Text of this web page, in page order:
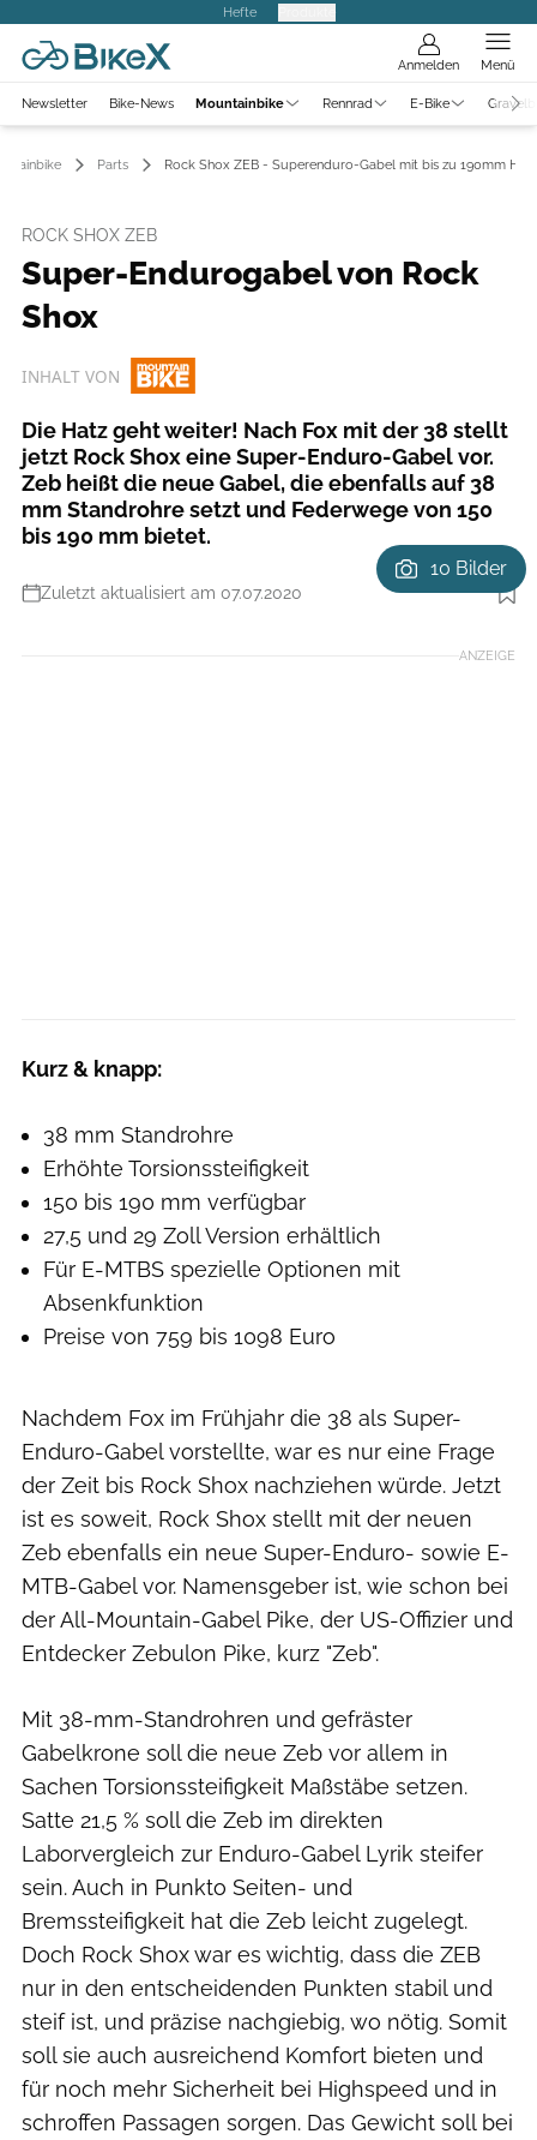
Hefte
Anmelden Menü
Newsletter Bike-News Mountainbike Rennrad E-Bike
Parts Rock Shox ZEB - Superenduro-Gabel mit bis zu 190mm
ROCK SHOX ZEB
Super-Endurogabel von Rock
Shox
INHALT VON
Die Hatz geht weiter! Nach Fox mit der 38 stellt
jetzt Rock Shox eine Super-Enduro-Gabel vor.
Zeb heißt die neue Gabel, die ebenfalls auf 38
mm Standrohre setzt und Federwege von 150
bis 190 mm bietet.
Zuletzt aktualisiert am 07.07.2020
Foto: Chris Pauls
10 Bilder
ANZEIGE
Kurz & knapp:
38 mm Standrohre
Erhöhte Torsionssteifigkeit
150 bis 190 mm verfügbar
27,5 und 29 Zoll Version erhältlich
Für E-MTBS spezielle Optionen mit
Absenkfunktion
Preise von 759 bis 1098 Euro
Nachdem Fox im Frühjahr die 38 als Super-
Enduro-Gabel vorstellte, war es nur eine Frage
der Zeit bis Rock Shox nachziehen würde. Jetzt
ist es soweit, Rock Shox stellt mit der neuen
Zeb ebenfalls ein neue Super-Enduro- sowie E-
MTB-Gabel vor. Namensgeber ist, wie schon bei
der All-Mountain-Gabel Pike, der US-Offizier und
Entdecker Zebulon Pike, kurz "Zeb".
Mit 38-mm-Standrohren und gefräster
Gabelkrone soll die neue Zeb vor allem in
Sachen Torsionssteifigkeit Maßstäbe setzen.
Satte 21,5 % soll die Zeb im direkten
Laborvergleich zur Enduro-Gabel Lyrik steifer
sein. Auch in Punkto Seiten- und
Bremssteifigkeit hat die Zeb leicht zugelegt.
Doch Rock Shox war es wichtig, dass die ZEB
nur in den entscheidenden Punkten stabil und
steif ist, und präzise nachgiebig, wo nötig. Somit
soll sie auch ausreichend Komfort bieten und
für noch mehr Sicherheit bei Highspeed und in
schroffen Passagen sorgen. Das Gewicht soll bei